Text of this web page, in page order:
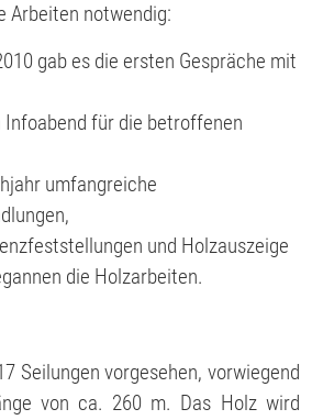
Arbeiten notwendig:
gab es die ersten Gespräche mit
Infoabend für die betroffenen
umfangreiche
und Holzauszeige
die Holzarbeiten.
Seilungen vorgesehen, vorwiegend
von ca. 260 m. Das Holz wird